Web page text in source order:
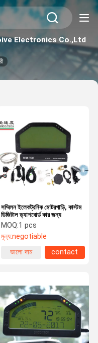
Electronics Co.,Ltd
সম্মিলন ইলেকট্রনিক মোটরগাড়ি, কাস্টম
ডিজিটাল ড্যাশবোর্ড কার জন্য
MOQ:1 pcs
মূল্য:negotiable
ভালো দাম
contact